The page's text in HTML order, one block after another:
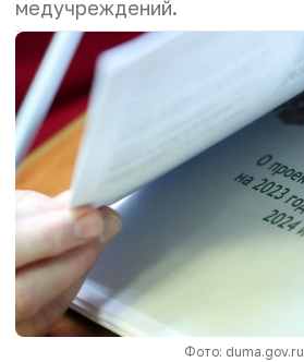
медучреждений.
Фото: duma.gov.ru